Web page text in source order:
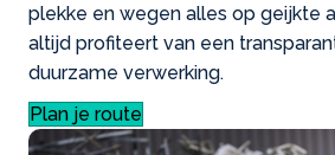
plekke en wegen alles op geijkte
altijd profiteert van een
duurzame verwerking.
Plan je route